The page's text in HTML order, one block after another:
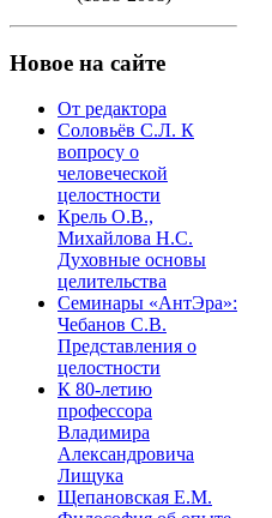
Новое на сайте
От редактора
Соловьёв С.Л. К
вопросу о
человеческой
целостности
Крель О.В.,
Михайлова Н.С.
Духовные основы
целительства
Семинары «АнтЭра»:
Чебанов С.В.
Представления о
целостности
К 80-летию
профессора
Владимира
Александровича
Лищука
Щепановская Е.М.